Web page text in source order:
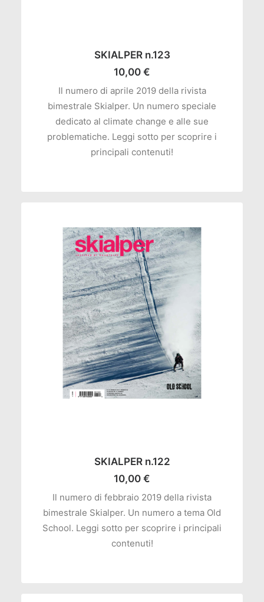
SKIALPER n.123
10,00 €
Il numero di aprile 2019 della rivista
bimestrale Skialper. Un numero speciale
dedicato al climate change e alle sue
problematiche. Leggi sotto per scoprire i
principali contenuti!
SKIALPER n.122
10,00 €
Il numero di febbraio 2019 della rivista
bimestrale Skialper. Un numero a tema Old
School. Leggi sotto per scoprire i principali
contenuti!